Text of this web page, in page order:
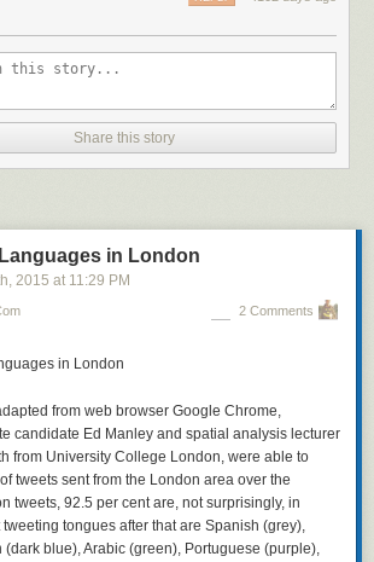
对其他项目毫无用处。
全是垃圾。这款软件基于托尼·罗宾斯的“成果—目的
（快捷计划方法）。除了软件，它还有像Franklin
本。但其最大问题仍是缺乏灵活性。你不得不采用它
现已躺在橱柜里），这类技术已有长足进步，但大
织类软件几乎不值一提。屏幕狭小、灵活性差、界
它快），令这种设备成了糟糕选择。我更喜欢不受
在PDA上画个思维导图，或在其狭小屏幕上同时查
事项和季度计划。但你可以展开多张纸面，快速从
某些事上依然更显便利与快捷。当然纸张的主要缺
常枯燥乏味，我肯定你也能想到使用纸张的其他一
不错。它们没有纸张灵活，但仍比那些制定计划的
以使用自己想要的任何计划范式，还能在无需转换
范式。而且你能在个人计划的不同部分使用不同范
们在20年前无法实现，但今天可以做到的所有令人
们会进入一个反思点，以更认真严肃的态度思考我
借助智能眼镜、智能手表或者智能手机与世界上的
在我看来，这样的未来已经有点电子人时代的味
如何形成組織器官的「形態發生」，探討神經細胞
美國南加州大學醫學院病理系任教。
黏著分子（N－CAM），並研究了其在神經發育中
經組織乍看之下完全不同，可是在組織和器官發育
套「分子工具」，有異曲同工之妙。鍾院士用心獨
皮毛之道」，逐漸發光發熱，成為世界羽毛研究的
子生物層次上的不同，這些雞毛鴨喙的研究成果陸
Science）、《自然》（Nature
《細胞》（Cell ）等國際頂尖期刊，其中也包括哺乳
，讓鍾院士的皮毛之道在鳥獸之間暢通。
Share this story
in London
, 2015 at 11:29 PM
2 Comments
from web browser Google Chrome,
candidate Ed Manley and spatial analysis lecturer
from University College London, were able to
tweets sent from the London area over the
tweets, 92.5 per cent are, not surprisingly, in
tongues after that are Spanish (grey),
(dark blue), Arabic (green), Portuguese (purple),